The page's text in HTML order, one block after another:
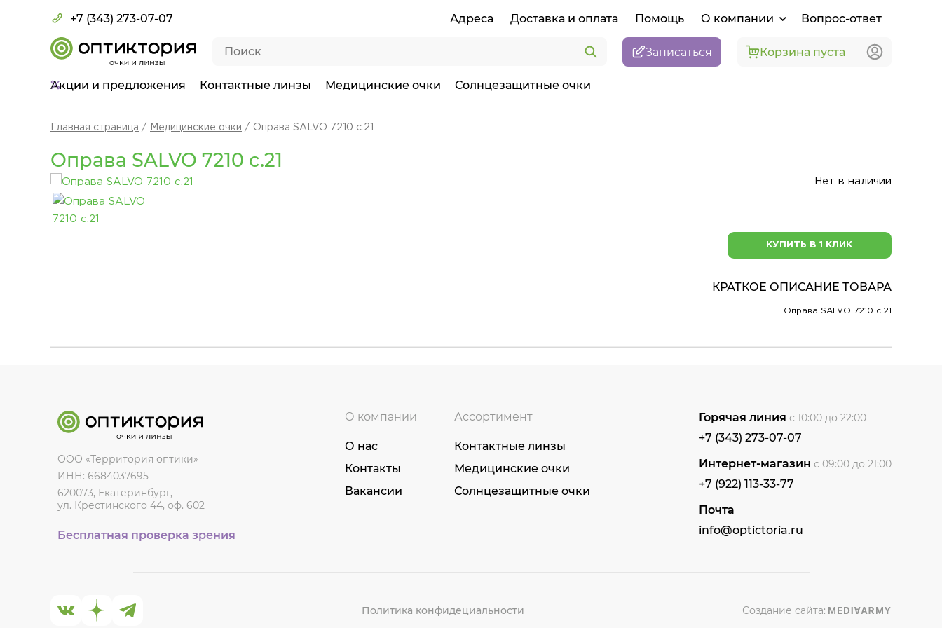
+7 (343) 273-07-07 Адреса Доставка и оплата Помощь О компании Вопрос-ответ
Записаться Корзина пуста
Акции и предложения Контактные линзы Медицинские очки Солнцезащитные очки
Главная страница Медицинские очки Оправа SALVO 7210 c.21
Оправа SALVO 7210 c.21
Нет в наличии
КУПИТЬ В 1 КЛИК
КРАТКОЕ ОПИСАНИЕ ТОВАРА
Оправа SALVO 7210 c.21
ООО «Территория оптики»
ИНН: 6684037695
620073, Екатеринбург,
ул. Крестинского 44, оф. 602
Бесплатная проверка зрения
О компании
О нас
Контакты
Вакансии
Ассортимент
Контактные линзы
Медицинские очки
Солнцезащитные очки
Горячая линия с 10:00 до 22:00
+7 (343) 273-07-07
Интернет-магазин с 09:00 до 21:00
+7 (922) 113-33-77
Почта
info@optictoria.ru
Политика конфидециальности Создание сайта: